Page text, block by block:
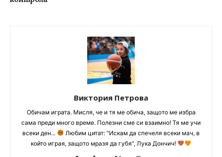
Виктория Петрова
Обичам играта. Мисля, че и тя ме обича, защото ме избра
сама преди много време. Полезни сме си взаимно! Тя ме учи
всеки ден...
Любим цитат: "Искам да спечеля всеки мач, в
който играя, защото мразя да губя", Лука Дончич!